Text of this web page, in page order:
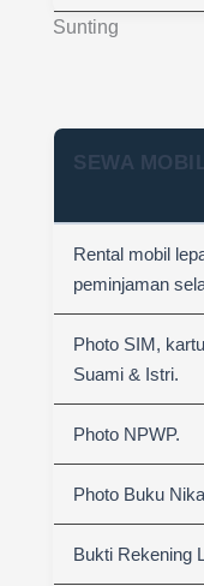
Sunting
SEWA
Rental mobil
peminjaman
Photo SIM,
Suami & Istri.
Photo NPWP.
Photo Buku
Bukti Rekening